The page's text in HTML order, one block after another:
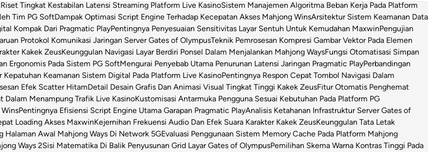
Riset Tingkat Kestabilan Latensi Streaming Platform Live KasinoSistem Manajemen Algoritma Beban Kerja Pada Platform
Tim PG SoftDampak Optimasi Script Engine Terhadap Kecepatan Akses Mahjong WinsArsitektur Sistem Keamanan Data
Kompak Dari Pragmatic PlayPentingnya Penyesuaian Sensitivitas Layar Sentuh Untuk Kemudahan MaxwinPengujian
Protokol Komunikasi Jaringan Server Gates of OlympusTeknik Pemrosesan Kompresi Gambar Vektor Pada Elemen
Kakek ZeusKeunggulan Navigasi Layar Berdiri Ponsel Dalam Menjalankan Mahjong WaysFungsi Otomatisasi Simpan
Ergonomis Pada Sistem PG SoftMengurai Penyebab Utama Penurunan Latensi Jaringan Pragmatic PlayPerbandingan
Kepatuhan Keamanan Sistem Digital Pada Platform Live KasinoPentingnya Respon Cepat Tombol Navigasi Dalam
Efek Scatter HitamDetail Desain Grafis Dan Animasi Visual Tingkat Tinggi Kakek ZeusFitur Otomatis Penghemat
Dalam Menampung Trafik Live KasinoKustomisasi Antarmuka Pengguna Sesuai Kebutuhan Pada Platform PG
Pentingnya Efisiensi Script Engine Utama Garapan Pragmatic PlayAnalisis Ketahanan Infrastruktur Server Gates of
Loading Akses MaxwinKejernihan Frekuensi Audio Dan Efek Suara Karakter Kakek ZeusKeunggulan Tata Letak
Halaman Awal Mahjong Ways Di Network 5GEvaluasi Penggunaan Sistem Memory Cache Pada Platform Mahjong
Ways 2Sisi Matematika Di Balik Penyusunan Grid Layar Gates of OlympusPemilihan Skema Warna Kontras Tinggi Pada